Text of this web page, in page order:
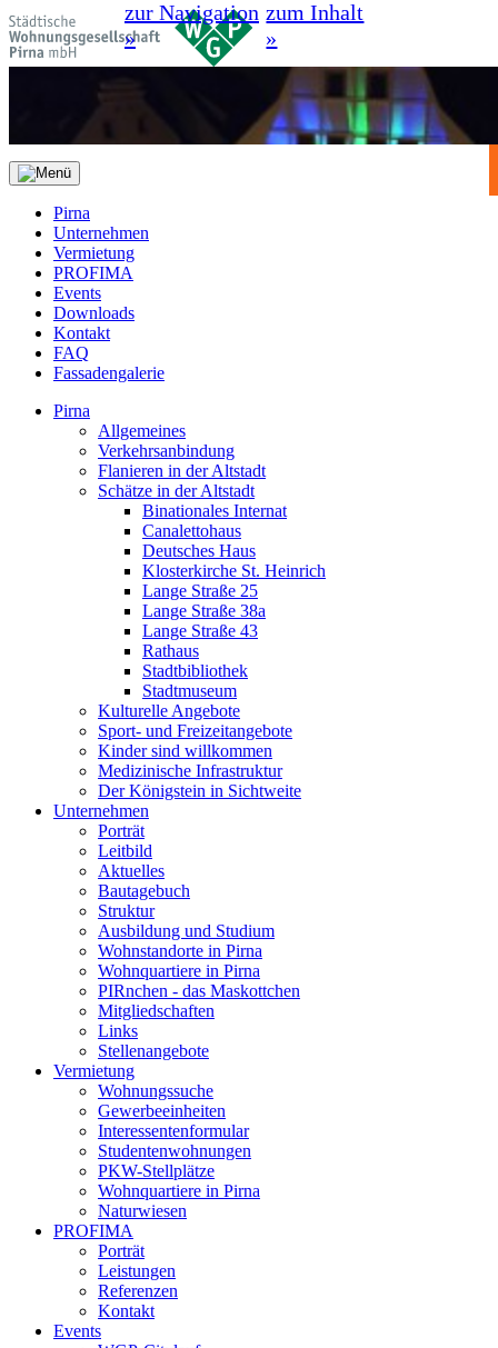
zur Navigation
»
zum Inhalt
»
Pirna
Unternehmen
Vermietung
PROFIMA
Events
Downloads
Kontakt
FAQ
Fassadengalerie
Pirna
Allgemeines
Verkehrsanbindung
Flanieren in der Altstadt
Schätze in der Altstadt
Binationales Internat
Canalettohaus
Deutsches Haus
Klosterkirche St. Heinrich
Lange Straße 25
Lange Straße 38a
Lange Straße 43
Rathaus
Stadtbibliothek
Stadtmuseum
Kulturelle Angebote
Sport- und Freizeitangebote
Kinder sind willkommen
Medizinische Infrastruktur
Der Königstein in Sichtweite
Unternehmen
Porträt
Leitbild
Aktuelles
Bautagebuch
Struktur
Ausbildung und Studium
Wohnstandorte in Pirna
Wohnquartiere in Pirna
PIRnchen - das Maskottchen
Mitgliedschaften
Links
Stellenangebote
Vermietung
Wohnungssuche
Gewerbeeinheiten
Interessentenformular
Studentenwohnungen
PKW-Stellplätze
Wohnquartiere in Pirna
Naturwiesen
PROFIMA
Porträt
Leistungen
Referenzen
Kontakt
Events